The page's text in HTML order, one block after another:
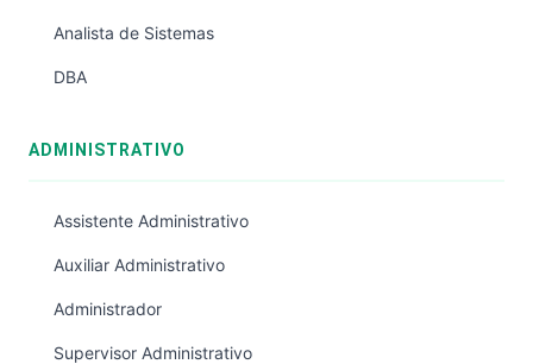
Analista de Sistemas
DBA
ADMINISTRATIVO
Assistente Administrativo
Auxiliar Administrativo
Administrador
Supervisor Administrativo